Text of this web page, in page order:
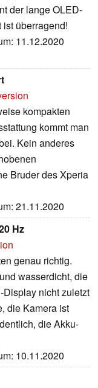
der lange OLED-
überragend!
11.12.2020
kompakten
kommt man
Kein anderes
Bruder des Xperia
21.11.2020
Hz
genau richtig.
wasserdicht, die
nicht zuletzt
die Kamera ist
die Akku-
10.11.2020